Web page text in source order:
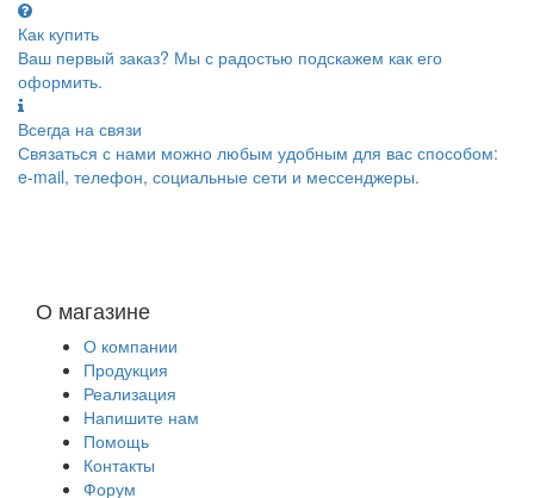
Как купить
Ваш первый заказ? Мы с радостью подскажем как его
оформить.
Всегда на связи
Связаться с нами можно любым удобным для вас способом:
e-mail, телефон, социальные сети и мессенджеры.
О магазине
О компании
Продукция
Реализация
Напишите нам
Помощь
Контакты
Форум